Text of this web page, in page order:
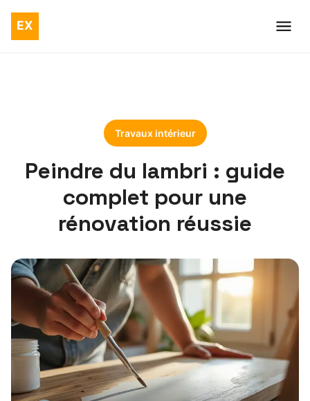
Travaux intérieur
Peindre du lambri : guide
complet pour une
rénovation réussie